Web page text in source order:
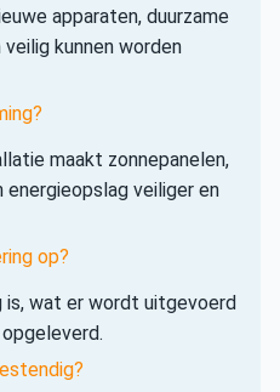
apparaten, duurzame
kunnen worden
maakt zonnepanelen,
energieopslag veiliger en
op?
wat er wordt uitgevoerd